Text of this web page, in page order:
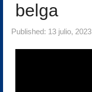
belga
Published: 13 julio, 2023